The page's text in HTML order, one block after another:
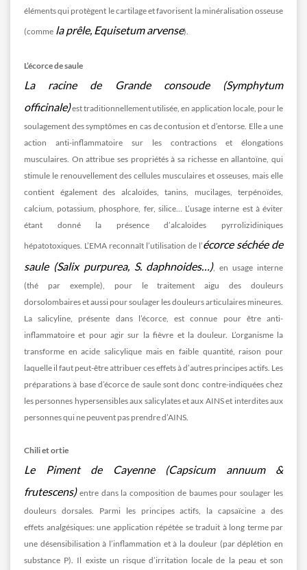
éléments qui protègent le cartilage et favorisent la minéralisation osseuse
(comme la prêle, Equisetum arvense).
L’écorce de saule
La racine de Grande consoude (Symphytum
officinale)est traditionnellement utilisée, en application locale, pour le
soulagement des symptômes en cas de contusion et d’entorse. Elle a une
action anti-inflammatoire sur les contractions et élongations
musculaires. On attribue ses propriétés à sa richesse en allantoïne, qui
stimule le renouvellement des cellules musculaires et osseuses, mais elle
contient également des alcaloïdes, tanins, mucilages, terpénoïdes,
calcium, potassium, phosphore, fer, silice… L’usage interne est à éviter
étant donné la présence d’alcaloïdes pyrrolizidiniques
hépatotoxiques. L’EMA reconnaît l’utilisation de l’écorce séchée de
saule (Salix purpurea, S. daphnoides…), en usage interne
(thé par exemple), pour le traitement aigu des douleurs
dorsolombaires et aussi pour soulager les douleurs articulaires mineures.
La salicyline, présente dans l’écorce, est connue pour être anti-
inflammatoire et pour agir sur la fièvre et la douleur. L’organisme la
transforme en acide salicylique mais en faible quantité, raison pour
laquelle il faut peut-être attribuer ces effets à d’autres principes actifs. Les
préparations à base d’écorce de saule sont donc contre-indiquées chez
les personnes hypersensibles aux salicylates et aux AINS et interdites aux
personnes qui ne peuvent pas prendre d’AINS.
Chili et ortie
Le Piment de Cayenne (Capsicum annuum &
frutescens)entre dans la composition de baumes pour soulager les
douleurs dorsales. Parmi les principes actifs, la capsaïcine a des
effets analgésiques: une application répétée se traduit à long terme par
une désensibilisation à l’inflammation et à la douleur (par déplétion en
substance P). Il existe un risque d’irritation locale de la peau et son